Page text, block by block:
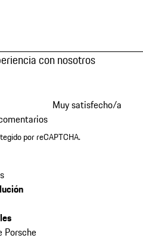
con nosotros
Muy satisfecho/a
por reCAPTCHA.